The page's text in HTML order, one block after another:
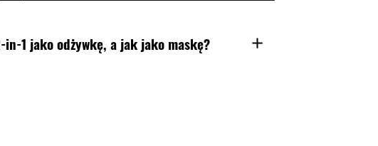
1 jako odżywkę, a jak jako maskę?